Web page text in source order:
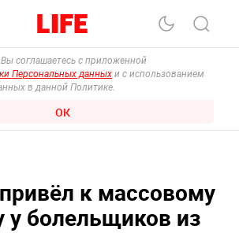
соглашаетесь с приложенной
Персональных данных и с использованием
в данной Политике.
ОК
к массовому
у болельщиков из